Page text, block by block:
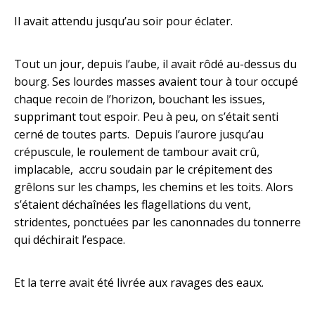
Il avait attendu jusqu’au soir pour éclater.
Tout un jour, depuis l’aube, il avait rôdé au-dessus du
bourg. Ses lourdes masses avaient tour à tour occupé
chaque recoin de l’horizon, bouchant les issues,
supprimant tout espoir. Peu à peu, on s’était senti
cerné de toutes parts. Depuis l’aurore jusqu’au
crépuscule, le roulement de tambour avait crû,
implacable, accru soudain par le crépitement des
grêlons sur les champs, les chemins et les toits. Alors
s’étaient déchaînées les flagellations du vent,
stridentes, ponctuées par les canonnades du tonnerre
qui déchirait l’espace.
Et la terre avait été livrée aux ravages des eaux.